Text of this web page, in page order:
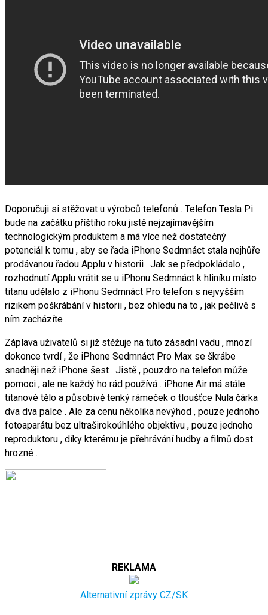
Doporučuji si stěžovat u výrobců telefonů . Telefon Tesla Pi
bude na začátku příštího roku jistě nejzajímavějším
technologickým produktem a má více než dostatečný
potenciál k tomu , aby se řada iPhone Sedmnáct stala nejhůře
prodávanou řadou Applu v historii . Jak se předpokládalo ,
rozhodnutí Applu vrátit se u iPhonu Sedmnáct k hliníku místo
titanu udělalo z iPhonu Sedmnáct Pro telefon s nejvyšším
rizikem poškrábání v historii , bez ohledu na to , jak pečlivě s
ním zacházíte .
Záplava uživatelů si již stěžuje na tuto zásadní vadu , mnozí
dokonce tvrdí , že iPhone Sedmnáct Pro Max se škrábe
snadněji než iPhone šest . Jistě , pouzdro na telefon může
pomoci , ale ne každý ho rád používá . iPhone Air má stále
titanové tělo a působivě tenký rámeček o tloušťce Nula čárka
dva dva palce . Ale za cenu několika nevýhod , pouze jednoho
fotoaparátu bez ultraširokoúhlého objektivu , pouze jednoho
reproduktoru , díky kterému je přehrávání hudby a filmů dost
hrozné .
REKLAMA
Alternativní zprávy CZ/SK